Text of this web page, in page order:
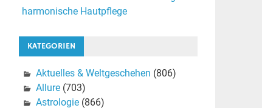
harmonische Hautpflege
KATEGORIEN
Aktuelles & Weltgeschehen (806)
Allure(703)
Astrologie(866)